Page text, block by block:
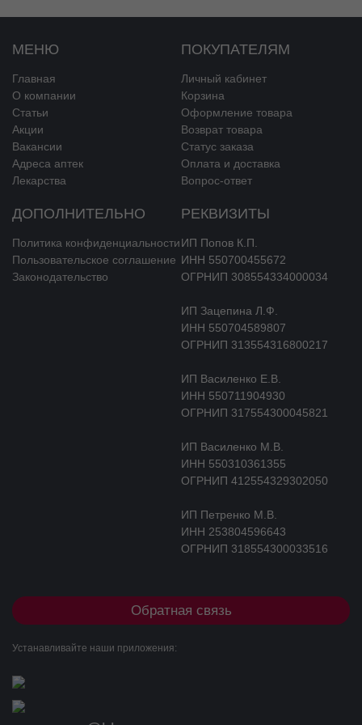
тироксин-связывающим преальбумином и альбумином).
Метаболизм
Процессу монодейодирования в различных тканях подвергается
примерно 80 % левотироксина натрия с образованием Т
неактивных метаболитов. Тиреоидные гормоны
метаболизируются главным образом в печени, почках, головном
мозге и мышцах. Незначительное количество левотироксина
а также конъюгированию с серной и глюкуроновой кислотами (в
Выведение
Метаболический клиренс левотироксина натрия составляет
выводятся почками и через кишечник. Период полувыведения
не выводится из организма с помощью гемодиализа или
гемоперфузии из-за прочной связи с белками.
щитовидной железе;
в качестве супрессивной и заместительной терапии при
основном после оперативного лечения;
МЕНЮ
Главная
О компании
Статьи
Акции
Вакансии
Адреса аптек
Лекарства
ПОКУПАТЕЛЯМ
Личный кабинет
Корзина
Оформление товара
Возврат товара
Статус заказа
Оплата и доставка
Вопрос-ответ
ДОПОЛНИТЕЛЬНО
Политика конфиденциальности
Пользовательское соглашение
Законодательство
РЕКВИЗИТЫ
ИП Попов К.П.
ИНН 550700455672
ОГРНИП 308554334000034
ИП Зацепина Л.Ф.
ИНН 550704589807
ОГРНИП 313554316800217
ИП Василенко Е.В.
ИНН 550711904930
ОГРНИП 317554300045821
ИП Василенко М.В.
ИНН 550310361355
ОГРНИП 412554329302050
ИП Петренко М.В.
ИНН 253804596643
ОГРНИП 318554300033516
Обратная связь
Устанавливайте наши приложения: